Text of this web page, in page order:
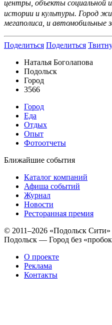
центры, объекты социальной
истории и культуры. Город
мегаполиса, и
Поделиться Поделиться
Наталья Боголапова
Подольск
Город
3566
Город
Еда
Отдых
Опыт
Фотоотчеты
Ближайшие события
Каталог компаний
Афиша событий
Журнал
Новости
Ресторанная премия
© 2011–2026 «Подольск Сити»
Подольск — Город без
О проекте
Реклама
Контакты